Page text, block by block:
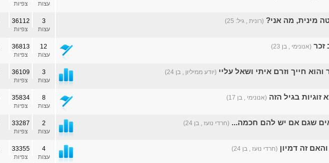
צפיות עצות
מינית, מה אני? (רונית , גיל: 25) 36112
צפיות
3
עצות
זכר (אנונימי , בן 23) 36813
צפיות
12
עצות
חייך וזרם איתי ושאל עליי (יודע ממיליון , בן 24) 36109
צפיות
3
עצות
זוגיות בגיל הזה (אנונימי , בן 17) 35834
צפיות
8
עצות
שגם אם יש להם חכמה... (חרדי נועז , בן 24) 33287
צפיות
2
עצות
זה דמיון (חרדי נועז , בן 24) 33355
צפיות
4
עצות